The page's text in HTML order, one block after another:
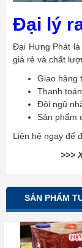
Đại lý
Đại Hưng Phát
giá rẻ và chất
Giao hàng
Thanh
Đội ngũ
Sản phẩm
Liên hệ ngay để
>>>
SẢN PHẨM